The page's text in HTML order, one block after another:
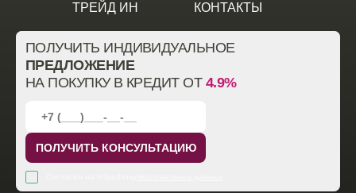
ТРЕЙД ИН
КОНТАКТЫ
ПОЛУЧИТЬ ИНДИВИДУАЛЬНОЕ
ПРЕДЛОЖЕНИЕ
НА ПОКУПКУ В КРЕДИТ ОТ 4.9%
ПОЛУЧИТЬ КОНСУЛЬТАЦИЮ